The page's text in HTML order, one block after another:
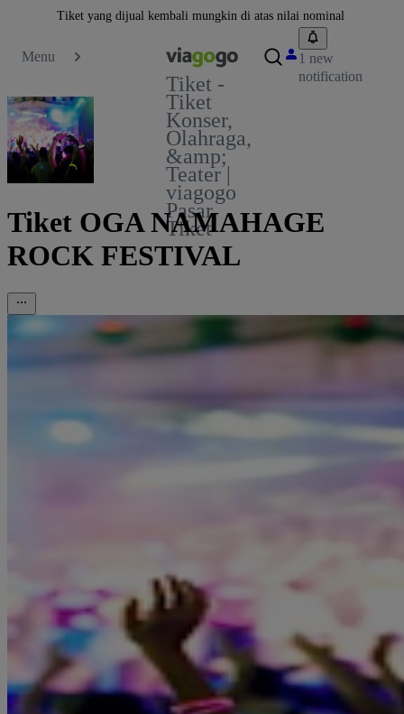
Tiket yang dijual kembali mungkin di atas nilai nominal
Menu
Tiket -
Tiket
Konser,
Olahraga,
&amp;
Teater |
viagogo
Pasar
Tiket
1 new
notification
Tiket OGA NAMAHAGE
ROCK FESTIVAL